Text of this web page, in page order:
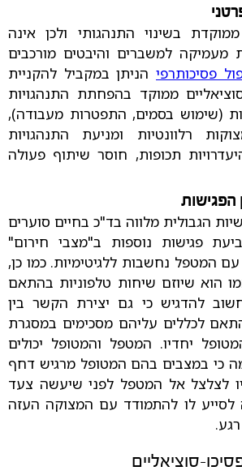
בשינוי התנהגותי ולכן אינה
למשברים והיבטים מורכבים
פסיכותרפי הניתן במקביל להקניית
ממוקד בהפחתת התנהגויות
(שימוש בסמים, התפטרות מעבודה),
רלוונטיות ומניעת התנהגויות
תכופות, חוסר שיתוף פעולה
הפגישות
הגבולית מלווה בד"כ בחיים סוערים
פגישות נוספות ב"מצבי חירום"
המטפל נחשבות ללגיטימיות. כמו כן,
הוא שיוזם שיחות טלפוניות בהתאם
להדגיש כי גם יצירת הקשר בין
לכללים עליהם מסכימים במסגרת
יחדיו. המטפל והמטופל יכולים
כי במצבים בהם המטופל מרגיש דחף
לצלצל אל המטפל לפני שיעשה צעד
לסייע לו להתמודד עם המצוקה העזה
סוציאליים